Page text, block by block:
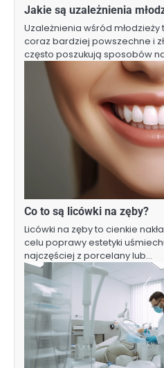
Jakie są uzależnienia
Uzależnienia wśród
coraz bardziej powszechne i
często poszukują sposobów
Co to są licówki na zęby?
Licówki na zęby to cienkie
celu poprawy estetyki
najczęściej z porcelany lub…